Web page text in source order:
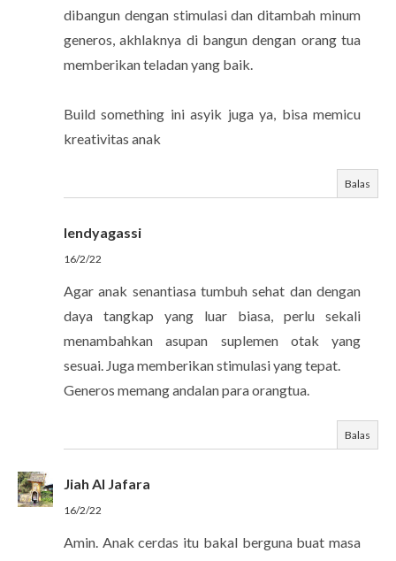
dibangun dengan stimulasi dan ditambah minum
generos, akhlaknya di bangun dengan orang tua
memberikan teladan yang baik.
Build something ini asyik juga ya, bisa memicu
kreativitas anak
Balas
lendyagassi
16/2/22
Agar anak senantiasa tumbuh sehat dan dengan
daya tangkap yang luar biasa, perlu sekali
menambahkan asupan suplemen otak yang
sesuai. Juga memberikan stimulasi yang tepat.
Generos memang andalan para orangtua.
Balas
Jiah Al Jafara
16/2/22
Amin. Anak cerdas itu bakal berguna buat masa